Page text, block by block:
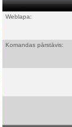
Weblapa:
Komandas pārstāvis: